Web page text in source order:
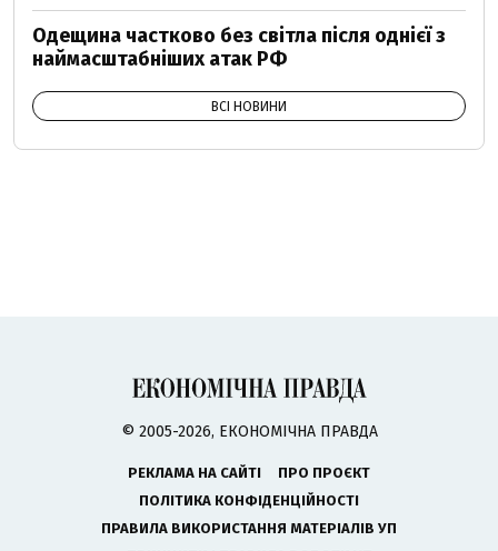
Одещина частково без світла після однієї з
наймасштабніших атак РФ
ВСІ НОВИНИ
© 2005-2026, ЕКОНОМІЧНА ПРАВДА
РЕКЛАМА НА САЙТІ
ПРО ПРОЄКТ
ПОЛІТИКА КОНФІДЕНЦІЙНОСТІ
ПРАВИЛА ВИКОРИСТАННЯ МАТЕРІАЛІВ УП